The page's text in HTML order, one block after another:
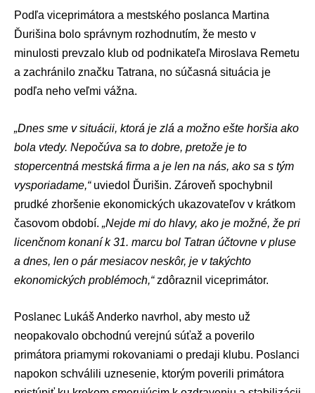
Podľa viceprimátora a mestského poslanca Martina
Ďurišina bolo správnym rozhodnutím, že mesto v
minulosti prevzalo klub od podnikateľa Miroslava Remetu
a zachránilo značku Tatrana, no súčasná situácia je
podľa neho veľmi vážna.
„Dnes sme v situácii, ktorá je zlá a možno ešte horšia ako
bola vtedy. Nepočúva sa to dobre, pretože je to
stopercentná mestská firma a je len na nás, ako sa s tým
vysporiadame,“uviedol Ďurišin. Zároveň spochybnil
prudké zhoršenie ekonomických ukazovateľov v krátkom
časovom období. „Nejde mi do hlavy, ako je možné, že pri
licenčnom konaní k 31. marcu bol Tatran účtovne v pluse
a dnes, len o pár mesiacov neskôr, je v takýchto
ekonomických problémoch,“zdôraznil viceprimátor.
Poslanec Lukáš Anderko navrhol, aby mesto už
neopakovalo obchodnú verejnú súťaž a poverilo
primátora priamymi rokovaniami o predaji klubu. Poslanci
napokon schválili uznesenie, ktorým poverili primátora